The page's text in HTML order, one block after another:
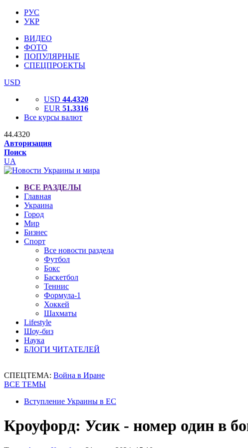
РУС
УКР
ВИДЕО
ФОТО
ПОПУЛЯРНЫЕ
СПЕЦПРОЕКТЫ
USD
USD 44.4320
EUR 51.3316
Все курсы валют
44.4320
Авторизация
Поиск
UA
ВСЕ РАЗДЕЛЫ
Главная
Украина
Город
Мир
Бизнес
Спорт
Все новости раздела
Футбол
Бокс
Баскетбол
Теннис
Формула-1
Хоккей
Шахматы
Lifestyle
Шоу-биз
Наука
БЛОГИ ЧИТАТЕЛЕЙ
СПЕЦТЕМА: Война в Иране
ВСЕ ТЕМЫ
Вступление Украины в ЕС
Кроуфорд: Усик - номер один в